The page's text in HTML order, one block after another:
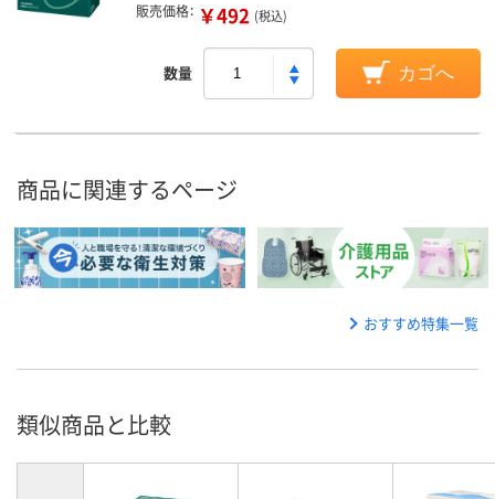
販売価格： ￥492 (税込)
数量 カゴへ
商品に関連するページ
おすすめ特集一覧
類似商品と比較